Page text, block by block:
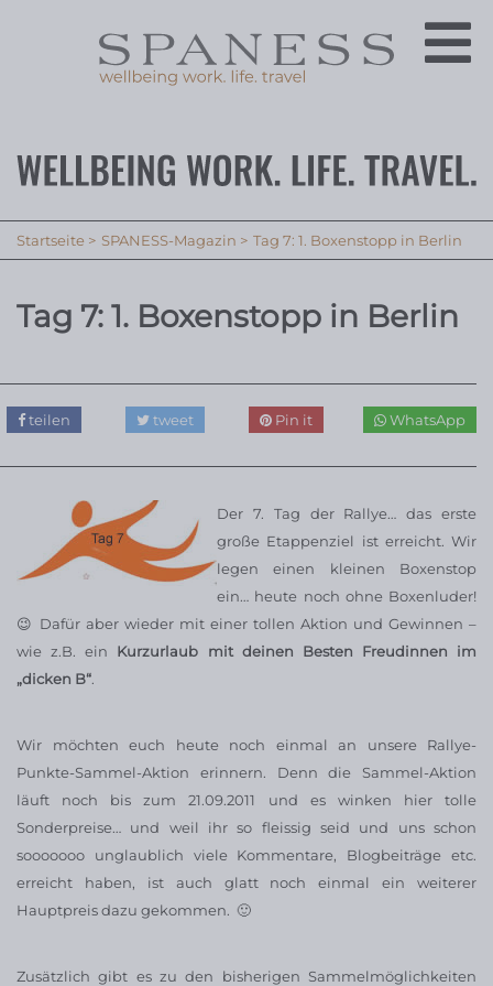
Startseite SPANESS-Magazin Tag 7: 1. Boxenstopp in Berlin
Tag 7: 1. Boxenstopp in Berlin
teilen tweet Pin it WhatsApp
Der 7. Tag der Rallye… das erste
große Etappenziel ist erreicht. Wir
legen einen kleinen Boxenstop
ein… heute noch ohne Boxenluder!
😉 Dafür aber wieder mit einer tollen Aktion und Gewinnen –
wie z.B. ein Kurzurlaub mit deinen Besten Freudinnen im
„dicken B“.
Wir möchten euch heute noch einmal an unsere Rallye-
Punkte-Sammel-Aktion erinnern. Denn die Sammel-Aktion
läuft noch bis zum 21.09.2011 und es winken hier tolle
Sonderpreise… und weil ihr so fleissig seid und uns schon
sooooooo unglaublich viele Kommentare, Blogbeiträge etc.
erreicht haben, ist auch glatt noch einmal ein weiterer
Hauptpreis dazu gekommen. 🙂
Zusätzlich gibt es zu den bisherigen Sammelmöglichkeiten